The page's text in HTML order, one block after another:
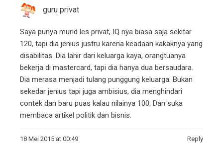
guru privat
Saya punya murid les privat, IQ nya biasa saja sekitar
120, tapi dia jenius justru karena keadaan kakaknya yang
disabilitas. Dia lahir dari keluarga kaya, orangtuanya
bekerja di mastercard, tapi dia hanya dua bersaudara.
Dia merasa menjadi tulang punggung keluarga. Bukan
sekedar jenius tapi juga ambisius, dia menghindari
contek dan baru puas kalau nilainya 100. Dan suka
membaca artikel politik dan bisnis.
18 Mei 2015 at 00:49 Reply